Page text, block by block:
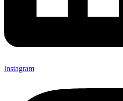
Instagram